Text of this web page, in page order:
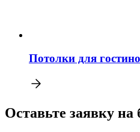
Потолки для
Оставьте заявку